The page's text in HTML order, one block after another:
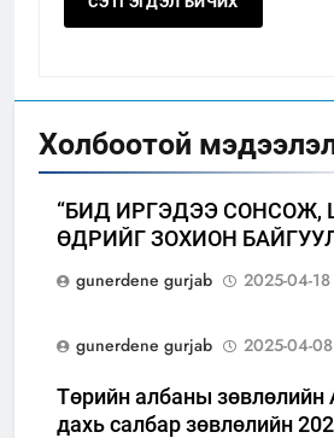
Холбоотой
“БИД ИРГЭДЭЭ СОНСОЖ,
ӨДРИЙГ ЗОХИОН
gunerdene gurjab
2025-04-18
gunerdene gurjab 2025-04-08
Төрийн албаны зөвлөлийн
дахь салбар зөвлөлийн